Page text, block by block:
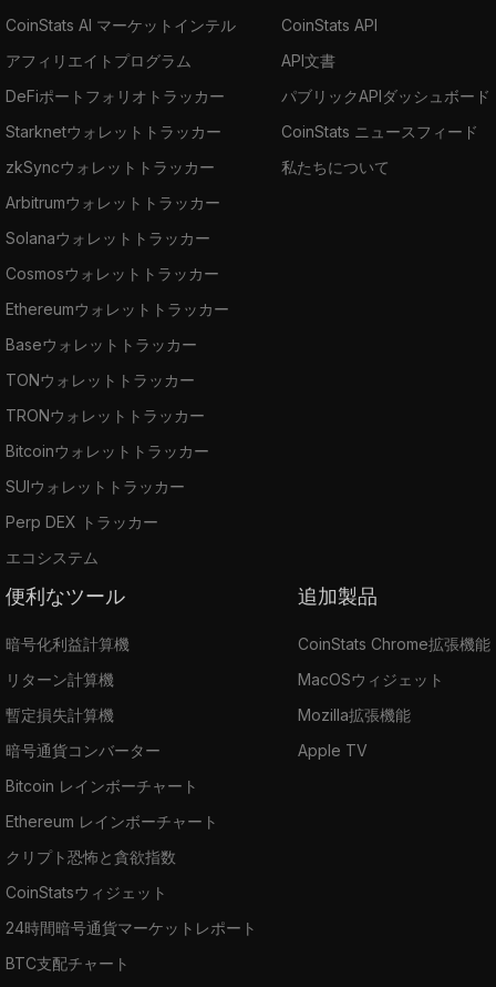
CoinStats AI マーケットインテル
アフィリエイトプログラム
DeFiポートフォリオトラッカー
Starknetウォレットトラッカー
zkSyncウォレットトラッカー
Arbitrumウォレットトラッカー
Solanaウォレットトラッカー
Cosmosウォレットトラッカー
Ethereumウォレットトラッカー
Baseウォレットトラッカー
TONウォレットトラッカー
TRONウォレットトラッカー
Bitcoinウォレットトラッカー
SUIウォレットトラッカー
Perp DEX トラッカー
エコシステム
CoinStats API
API文書
パブリックAPIダッシュボード
CoinStats ニュースフィード
私たちについて
便利なツール
暗号化利益計算機
リターン計算機
暫定損失計算機
暗号通貨コンバーター
Bitcoin レインボーチャート
Ethereum レインボーチャート
クリプト恐怖と貪欲指数
CoinStatsウィジェット
24時間暗号通貨マーケットレポート
BTC支配チャート
追加製品
CoinStats Chrome拡張機能
MacOSウィジェット
Mozilla拡張機能
Apple TV